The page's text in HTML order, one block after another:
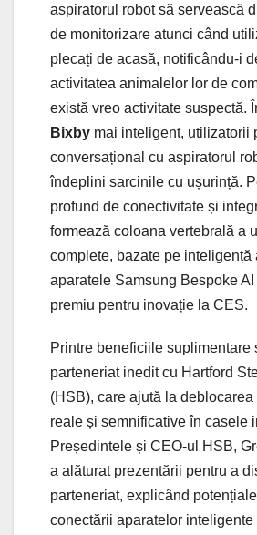
aspiratorul robot să servească
de monitorizare atunci când
plecați de acasă, notificându-i
activitatea animalelor lor de
există vreo activitate suspectă.
Bixby mai inteligent, utilizatorii
conversațional cu aspiratorul
îndeplini sarcinile cu ușurință.
profund de conectivitate și
formează coloana vertebrală a
complete, bazate pe inteligență
aparatele Samsung Bespoke
premiu pentru inovație la CES.
Printre beneficiile suplimentare
parteneriat inedit cu Hartford
(HSB), care ajută la
reale și semnificative în casele
Președintele și CEO-ul HSB,
a alăturat prezentării pentru a
parteneriat, explicând
conectării aparatelor